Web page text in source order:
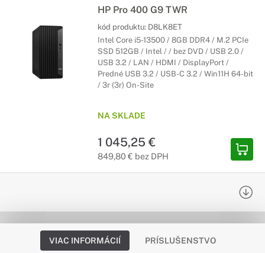
HP Pro 400 G9 TWR
kód produktu: D8LK8ET
Intel Core i5-13500 / 8GB DDR4 / M.2 PCIe
SSD 512GB / Intel / / bez DVD / USB 2.0 /
USB 3.2 / LAN / HDMI / DisplayPort /
Predné USB 3.2 / USB-C 3.2 / Win11H 64-bit
/ 3r (3r) On-Site
NA SKLADE
1 045,25 €
849,80 € bez DPH
VIAC INFORMÁCIÍ PRÍSLUŠENSTVO